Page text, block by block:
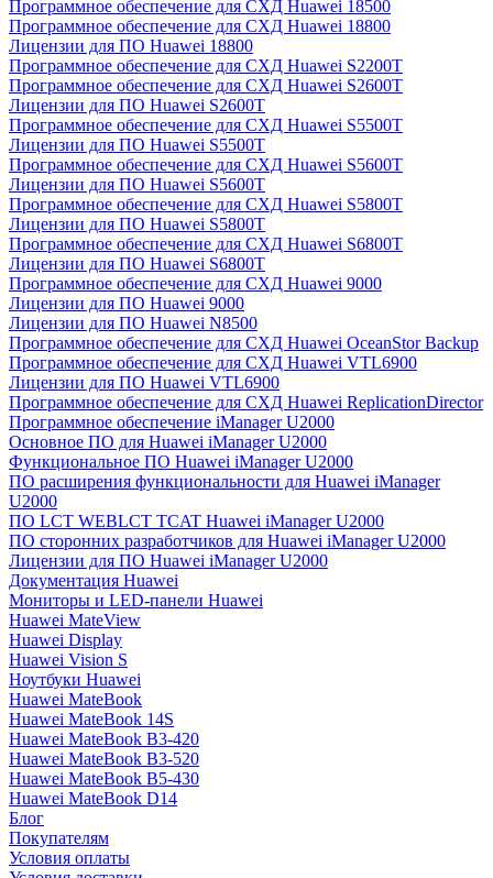
Программное обеспечение для СХД Huawei 18500
Программное обеспечение для СХД Huawei 18800
Лицензии для ПО Huawei 18800
Программное обеспечение для СХД Huawei S2200T
Программное обеспечение для СХД Huawei S2600T
Лицензии для ПО Huawei S2600T
Программное обеспечение для СХД Huawei S5500T
Лицензии для ПО Huawei S5500T
Программное обеспечение для СХД Huawei S5600T
Лицензии для ПО Huawei S5600T
Программное обеспечение для СХД Huawei S5800T
Лицензии для ПО Huawei S5800T
Программное обеспечение для СХД Huawei S6800T
Лицензии для ПО Huawei S6800T
Программное обеспечение для СХД Huawei 9000
Лицензии для ПО Huawei 9000
Лицензии для ПО Huawei N8500
Программное обеспечение для СХД Huawei OceanStor Backup
Программное обеспечение для СХД Huawei VTL6900
Лицензии для ПО Huawei VTL6900
Программное обеспечение для СХД Huawei ReplicationDirector
Программное обеспечение iManager U2000
Основное ПО для Huawei iManager U2000
Функциональное ПО Huawei iManager U2000
ПО расширения функциональности для Huawei iManager
U2000
ПО LCT WEBLCT TCAT Huawei iManager U2000
ПО сторонних разработчиков для Huawei iManager U2000
Лицензии для ПО Huawei iManager U2000
Документация Huawei
Мониторы и LED-панели Huawei
Huawei MateView
Huawei Display
Huawei Vision S
Ноутбуки Huawei
Huawei MateBook
Huawei MateBook 14S
Huawei MateBook B3-420
Huawei MateBook B3-520
Huawei MateBook B5-430
Huawei MateBook D14
Блог
Покупателям
Условия оплаты